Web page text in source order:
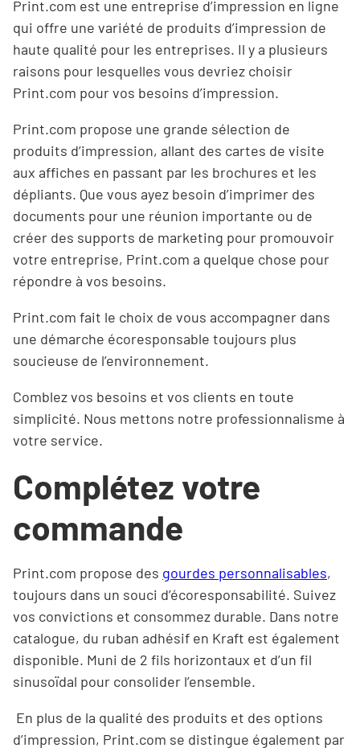
Print.com est une entreprise d’impression en ligne
qui offre une variété de produits d’impression de
haute qualité pour les entreprises. Il y a plusieurs
raisons pour lesquelles vous devriez choisir
Print.com pour vos besoins d’impression.
Print.com propose une grande sélection de
produits d’impression, allant des cartes de visite
aux affiches en passant par les brochures et les
dépliants. Que vous ayez besoin d’imprimer des
documents pour une réunion importante ou de
créer des supports de marketing pour promouvoir
votre entreprise, Print.com a quelque chose pour
répondre à vos besoins.
Print.com fait le choix de vous accompagner dans
une démarche écoresponsable toujours plus
soucieuse de l’environnement.
Comblez vos besoins et vos clients en toute
simplicité. Nous mettons notre professionnalisme à
votre service.
Complétez votre
commande
Print.com propose des gourdes personnalisables,
toujours dans un souci d’écoresponsabilité. Suivez
vos convictions et consommez durable. Dans notre
catalogue, du ruban adhésif en Kraft est également
disponible. Muni de 2 fils horizontaux et d’un fil
sinusoïdal pour consolider l’ensemble.
En plus de la qualité des produits et des options
d’impression, Print.com se distingue également par